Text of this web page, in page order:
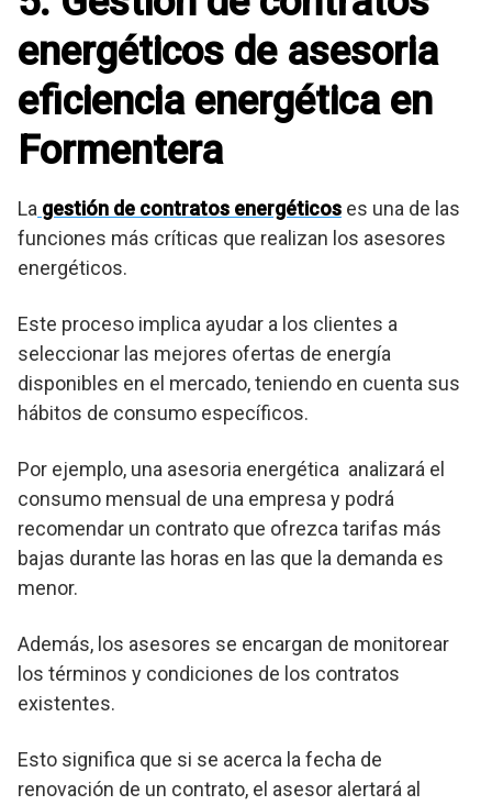
energéticos de asesoria
eficiencia energética en
Formentera
La gestión de contratos energéticos es una de las
funciones más críticas que realizan los asesores
energéticos.
Este proceso implica ayudar a los clientes a
seleccionar las mejores ofertas de energía
disponibles en el mercado, teniendo en cuenta sus
hábitos de consumo específicos.
Por ejemplo, una asesoria energética analizará el
consumo mensual de una empresa y podrá
recomendar un contrato que ofrezca tarifas más
bajas durante las horas en las que la demanda es
menor.
Además, los asesores se encargan de monitorear
los términos y condiciones de los contratos
existentes.
Esto significa que si se acerca la fecha de
renovación de un contrato, el asesor alertará al